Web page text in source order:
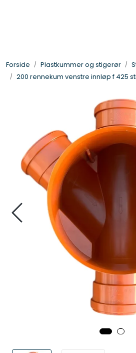
Forside Plastkummer og stigerør
200 rennekum venstre innløp f 425
Linjedrenering og
Plastkummer og stigerør
Glatte rør og deler
DV-rør, drensrør og deler
Trykkrør - og vannledning
Kabelrør og kabelkummer